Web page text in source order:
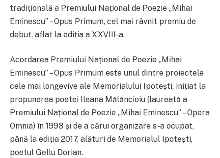
tradițională a Premiului Național de Poezie „Mihai
Eminescu” – Opus Primum, cel mai râvnit premiu de
debut, aflat la ediția a XXVIII-a.
Acordarea Premiului Național de Poezie „Mihai
Eminescu” – Opus Primum este unul dintre proiectele
cele mai longevive ale Memorialului Ipotești, inițiat la
propunerea poetei Ileana Mălăncioiu (laureată a
Premiului Național de Poezie „Mihai Eminescu” – Opera
Omnia) în 1998 și de a cărui organizare s-a ocupat,
până la ediția 2017, alături de Memorialul Ipotești,
poetul Gellu Dorian.